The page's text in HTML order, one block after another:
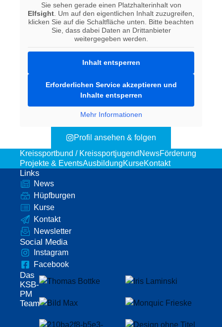
Sie sehen gerade einen Platzhalterinhalt von
Elfsight . Um auf den eigentlichen Inhalt zuzugreifen,
klicken Sie auf die Schaltfläche unten. Bitte beachten
Sie, dass dabei Daten an Drittanbieter
weitergegeben werden.
Inhalt entsperren
Erforderlichen Service akzeptieren und
Inhalte entsperren
Mehr Informationen
Profil ansehen & folgen
Kreissportbund / Kreissportjugend NewsFörderung
Projekte & EventsAusbildungKurseKontakt
Links
News
Hüpfburgen
Kurse
Kontakt
Newsletter
Social Media
Instagram
Facebook
Das
KSB-
PM
Team